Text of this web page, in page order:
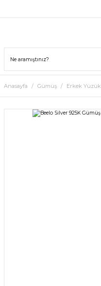
Anasayfa Gümüş Erkek Yüzük